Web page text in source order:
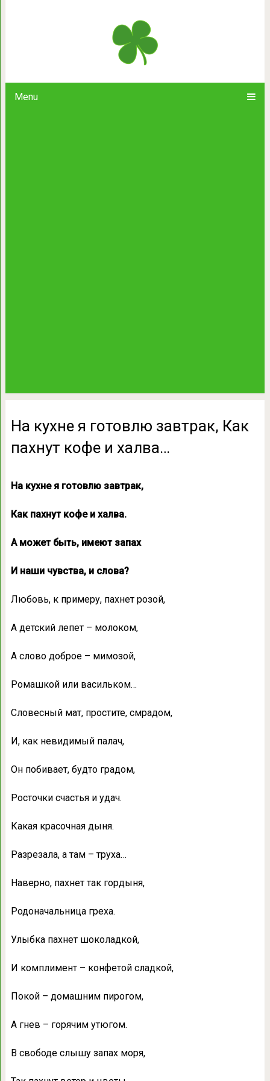
Menu
На кухне я готовлю завтрак,
На кухне я готовлю завтрак, Как
пахнут кофе и халва…
На кухне я готовлю завтрак,
Как пахнут кофе и халва.
А может быть, имеют запах
И наши чувства, и слова?
Любовь, к примеру, пахнет розой,
А детский лепет – молоком,
А слово доброе – мимозой,
Ромашкой или васильком…
Словесный мат, простите, смрадом,
И, как невидимый палач,
Он побивает, будто градом,
Росточки счастья и удач.
Какая красочная дыня.
Разрезала, а там – труха…
Наверно, пахнет так гордыня,
Родоначальница греха.
Улыбка пахнет шоколадкой,
И комплимент – конфетой сладкой,
Покой – домашним пирогом,
А гнев – горячим утюгом.
В свободе слышу запах моря,